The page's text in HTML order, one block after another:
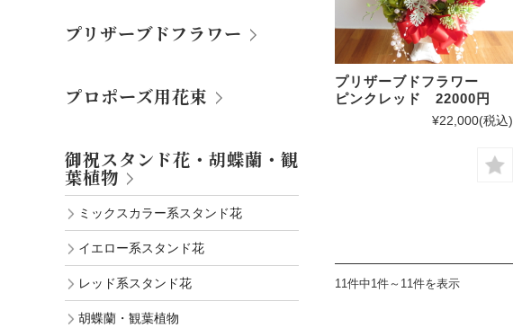
プリザーブドフラワー
ピンクレッド 22000円
¥22,000(税込)
11件中1件～11件を表示
プリザーブドフラワー
プロポーズ用花束
御祝スタンド花・胡蝶蘭・観
葉植物
ミックスカラー系スタンド花
イエロー系スタンド花
レッド系スタンド花
胡蝶蘭・観葉植物